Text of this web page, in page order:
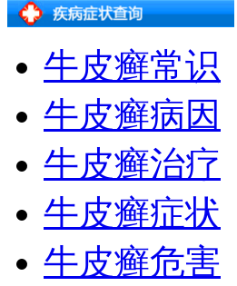
牛皮癣常识
牛皮癣病因
牛皮癣治疗
牛皮癣症状
牛皮癣危害